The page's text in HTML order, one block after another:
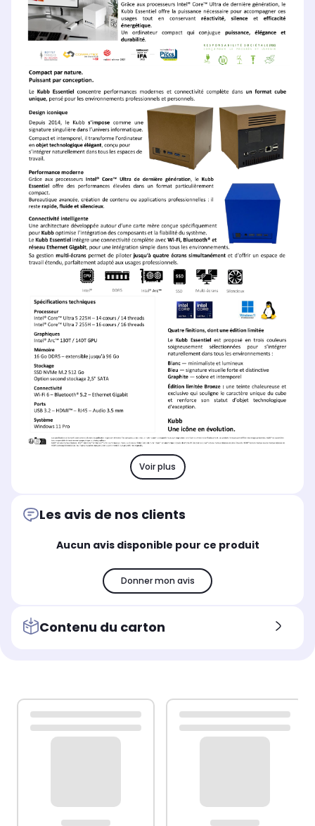
Voir plus
Les avis de nos clients
Aucun avis disponible pour ce produit
Donner mon avis
Contenu du carton